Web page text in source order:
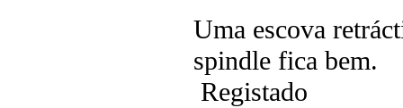
Uma escova
spindle fica bem.
Registado